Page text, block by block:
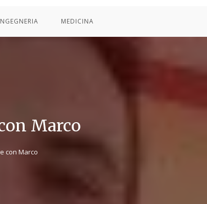
MEDICINA
Marco
con Marco